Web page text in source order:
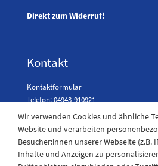
Direkt zum Widerruf!
Kontakt
Kontaktformular
Telefon: 04943-910921
Laden Öffnungszeiten
Wir verwenden Cookies und ähnliche
Website und verarbeiten
Besucher:innen unserer Webseite (z.B.
Inhalte und Anzeigen zu